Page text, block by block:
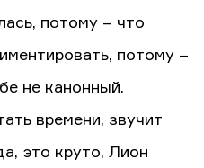
потому – что
потому –
не канонный.
времени, звучит
это круто, Лион